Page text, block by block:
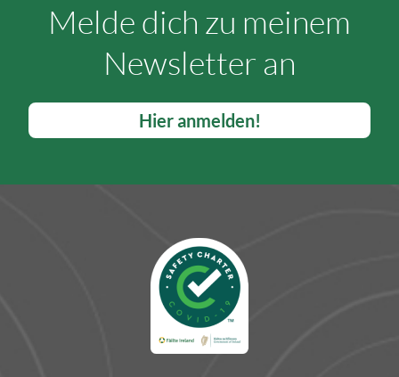
Melde dich zu meinem
Newsletter an
Hier anmelden!